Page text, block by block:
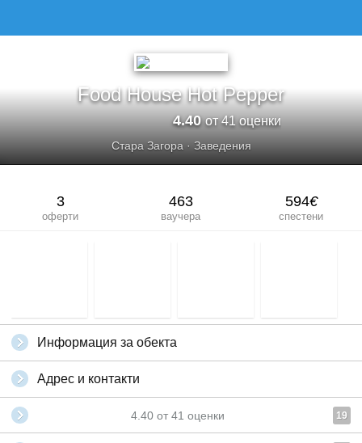
Food House Hot Pеpper
4.40от 41 оценки
Стара Загора· Заведения
3
оферти
463
ваучера
594€
спестени
Информация за обекта
Адрес и контакти
4.40 от 41 оценки 19